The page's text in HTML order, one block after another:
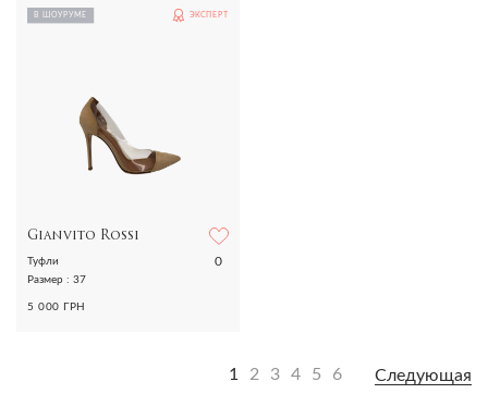
В ШОУРУМЕ ЭКСПЕРТ
Gianvito Rossi
0
Туфли
Размер : 37
5 000 ГРН
1 2 3 4 5 6 Следующая